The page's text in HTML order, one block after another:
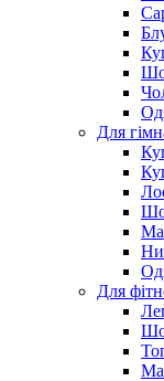
Для
Для